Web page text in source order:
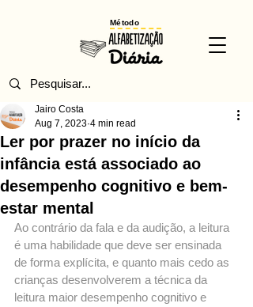
Método
Ler por prazer no início da
infância está associado ao
desempenho cognitivo e bem-
estar mental
Jairo Costa
Aug 7, 2023 4 min read
Ao contrário da fala e da audição, a leitura
é uma habilidade que deve ser ensinada
de forma explícita, e quanto mais cedo as
crianças desenvolverem a técnica da
leitura maior desempenho cognitivo e